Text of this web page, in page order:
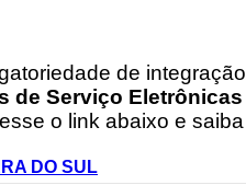
de integração
de Serviço Eletrônicas
o link abaixo e saiba
DO SUL